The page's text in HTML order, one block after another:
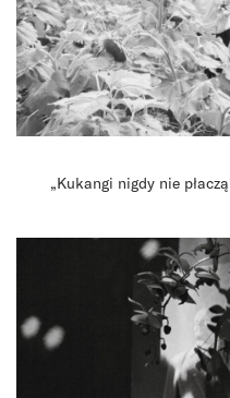
„Kukangi nigdy nie